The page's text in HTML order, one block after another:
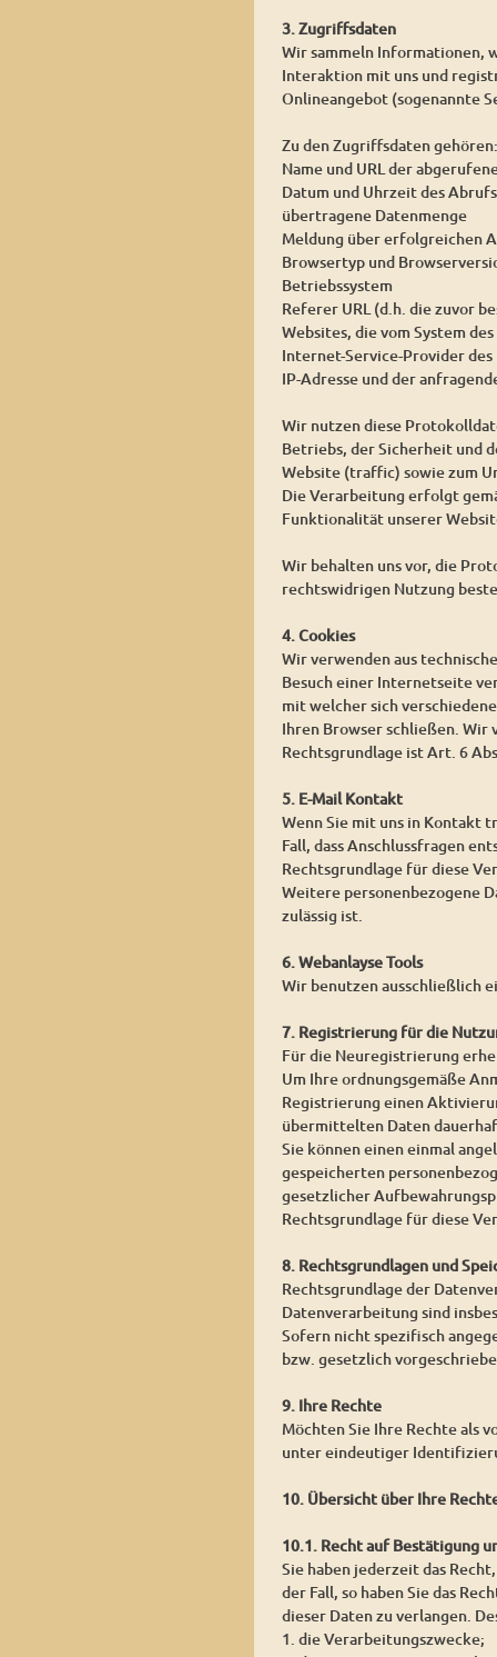
3. Zugriffsdaten
Wir sammeln Informationen,
Interaktion mit uns und
Onlineangebot (sogenannte
Zu den Zugriffsdaten gehören:
Name und URL der
Datum und Uhrzeit des Abrufs
übertragene Datenmenge
Meldung über erfolgreichen
Browsertyp und
Betriebssystem
Referer URL (d.h. die zuvor
Websites, die vom System
Internet-Service-Provider
IP-Adresse und der
Wir nutzen diese
Betriebs, der Sicherheit und
Website (traffic) sowie zum
Die Verarbeitung erfolgt
Funktionalität unserer
Wir behalten uns vor, die
rechtswidrigen Nutzung
4. Cookies
Wir verwenden aus
Besuch einer Internetseite
mit welcher sich
Ihren Browser schließen. Wir
Rechtsgrundlage ist Art. 6
5. E-Mail Kontakt
Wenn Sie mit uns in Kontakt
Fall, dass Anschlussfragen
Rechtsgrundlage für diese
Weitere personenbezogene
zulässig ist.
6. Webanlayse Tools
Wir benutzen ausschließlich
7. Registrierung für die
Für die Neuregistrierung
Um Ihre ordnungsgemäße
Registrierung einen
übermittelten Daten
Sie können einen einmal
gespeicherten
gesetzlicher
Rechtsgrundlage für diese
8. Rechtsgrundlagen und
Rechtsgrundlage der
Datenverarbeitung sind
Sofern nicht spezifisch
bzw. gesetzlich
9. Ihre Rechte
Möchten Sie Ihre Rechte als
unter eindeutiger
10. Übersicht über Ihre
10.1. Recht auf Bestätigung
Sie haben jederzeit das
der Fall, so haben Sie das
dieser Daten zu verlangen.
1. die Verarbeitungszwecke;